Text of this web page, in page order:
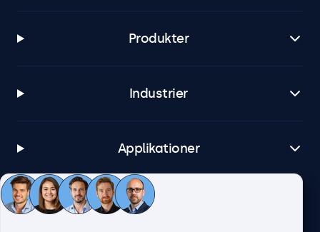
Produkter
Industrier
Applikationer
Kundeservice